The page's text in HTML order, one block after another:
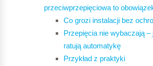
przeciwprzepięciowa to
Co grozi instalacji bez
Przepięcia nie wybaczają
ratują automatykę
Przykład z praktyki